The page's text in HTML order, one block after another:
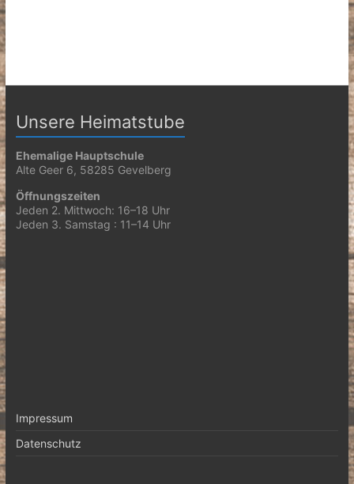
Unsere Heimatstube
Ehemalige Hauptschule
Alte Geer 6, 58285 Gevelberg
Öffnungszeiten
Jeden 2. Mittwoch: 16–18 Uhr
Jeden 3. Samstag : 11–14 Uhr
Impressum
Datenschutz